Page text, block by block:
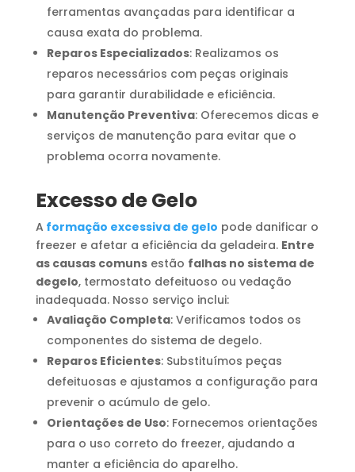
ferramentas avançadas para identificar a
causa exata do problema.
Reparos Especializados: Realizamos os
reparos necessários com peças originais
para garantir durabilidade e eficiência.
Manutenção Preventiva: Oferecemos dicas e
serviços de manutenção para evitar que o
problema ocorra novamente.
Excesso de Gelo
A formação excessiva de gelo pode danificar o
freezer e afetar a eficiência da geladeira. Entre
as causas comunsestão falhas no sistema de
degelo, termostato defeituoso ou vedação
inadequada. Nosso serviço inclui:
Avaliação Completa: Verificamos todos os
componentes do sistema de degelo.
Reparos Eficientes: Substituímos peças
defeituosas e ajustamos a configuração para
prevenir o acúmulo de gelo.
Orientações de Uso: Fornecemos orientações
para o uso correto do freezer, ajudando a
manter a eficiência do aparelho.